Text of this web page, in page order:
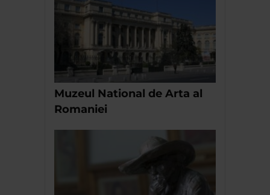
Muzeul National de Arta al
Romaniei